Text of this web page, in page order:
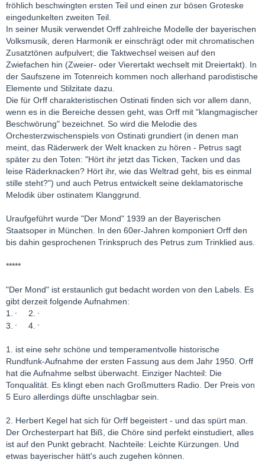
fröhlich beschwingten ersten Teil und einen zur bösen Groteske
eingedunkelten zweiten Teil.
In seiner Musik verwendet Orff zahlreiche Modelle der bayerischen
Volksmusik, deren Harmonik er einschrägt oder mit chromatischen
Zusatztönen aufpulvert; die Taktwechsel weisen auf den
Zwiefachen hin (Zweier- oder Vierertakt wechselt mit Dreiertakt). In
der Saufszene im Totenreich kommen noch allerhand parodistische
Elemente und Stilzitate dazu.
Die für Orff charakteristischen Ostinati finden sich vor allem dann,
wenn es in die Bereiche dessen geht, was Orff mit "klangmagischer
Beschwörung" bezeichnet. So wird die Melodie des
Orchesterzwischenspiels von Ostinati grundiert (in denen man
meint, das Räderwerk der Welt knacken zu hören - Petrus sagt
später zu den Toten: "Hört ihr jetzt das Ticken, Tacken und das
leise Räderknacken? Hört ihr, wie das Weltrad geht, bis es einmal
stille steht?") und auch Petrus entwickelt seine deklamatorische
Melodik über ostinatem Klanggrund.
Uraufgeführt wurde "Der Mond" 1939 an der Bayerischen
Staatsoper in München. In den 60er-Jahren komponiert Orff den
bis dahin gesprochenen Trinkspruch des Petrus zum Trinklied aus.
*****
"Der Mond" ist erstaunlich gut bedacht worden von den Labels. Es
gibt derzeit folgende Aufnahmen:
1.
2.
3.
4.
1. ist eine sehr schöne und temperamentvolle historische
Rundfunk-Aufnahme der ersten Fassung aus dem Jahr 1950. Orff
hat die Aufnahme selbst überwacht. Einziger Nachteil: Die
Tonqualität. Es klingt eben nach Großmutters Radio. Der Preis von
5 Euro allerdings düfte unschlagbar sein.
2. Herbert Kegel hat sich für Orff begeistert - und das spürt man.
Der Orchesterpart hat Biß, die Chöre sind perfekt einstudiert, alles
ist auf den Punkt gebracht. Nachteile: Leichte Kürzungen. Und
etwas bayerischer hätt's auch zugehen können.